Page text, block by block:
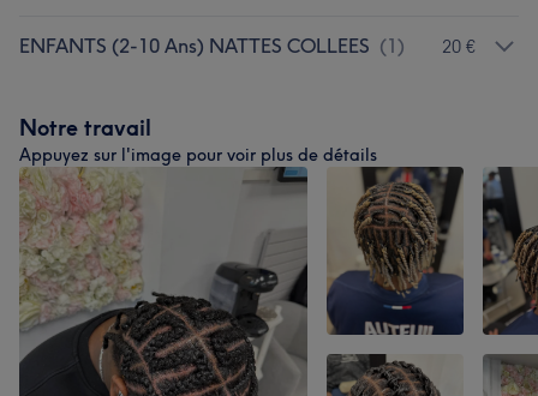
ENFANTS (2-10 Ans) NATTES COLLEES (1) 20 €
Notre travail
Appuyez sur l'image pour voir plus de détails